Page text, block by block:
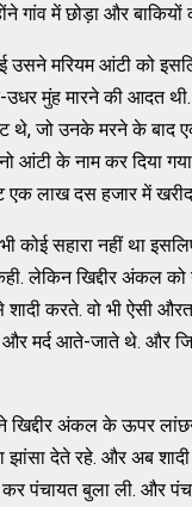
गांव में छोड़ा और बाकियों
उसने मरियम आंटी को
उधर मुंह मारने की आदत
थे, जो उनके मरने के बाद
आंटी के नाम कर दिया
एक लाख दस हजार में खरीद
कोई सहारा नहीं था
लेकिन खिद्दीर अंकल को
शादी करते. वो भी ऐसी
और मर्द आते-जाते थे. और
खिद्दीर अंकल के ऊपर
झांसा देते रहे. और अब
कर पंचायत बुला ली. और